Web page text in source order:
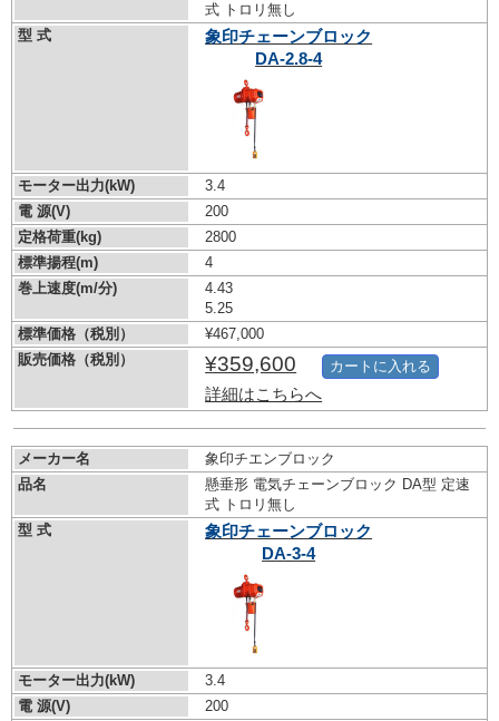
式 トロリ無し
型 式
象印チェーンブロック
DA-2.8-4
モーター出力(kW)
3.4
電 源(V)
200
定格荷重(kg)
2800
標準揚程(m)
4
巻上速度(m/分)
4.43
5.25
標準価格（税別）
¥467,000
販売価格（税別）
¥359,600
詳細はこちらへ
カートに入れる
メーカー名
象印チエンブロック
品名
懸垂形 電気チェーンブロック DA型 定速
式 トロリ無し
型 式
象印チェーンブロック
DA-3-4
モーター出力(kW)
3.4
電 源(V)
200